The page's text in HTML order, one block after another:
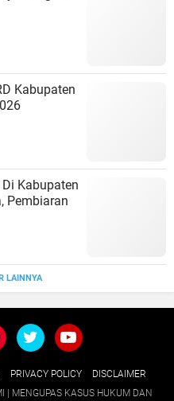
Kabupaten
Kabupaten
Pembiaran
LAINNYA
PRIVACY POLICY
DISCLAIMER
| MENGUPAS KASUS HUKUM DAN